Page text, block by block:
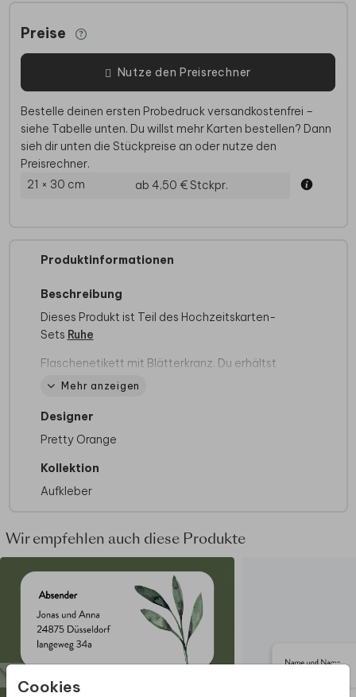
Cookies
Preise
Nutze den Preisrechner
Bestelle deinen ersten Probedruck versandkostenfrei –
siehe Tabelle unten. Du willst mehr Karten bestellen? Dann
sieh dir unten die Stückpreise an oder nutze den
Preisrechner.
21 × 30 cm
ab 4,50 €Stckpr.
Produktinformationen
Beschreibung
Dieses Produkt ist Teil des Hochzeitskarten-
Sets Ruhe
Flaschenetikett mit Blätterkranz. Du erhältst
einen Bogen mit fünf Flaschenetiketten in
Mehr anzeigen
Designer
Pretty Orange
Kollektion
Aufkleber
Wir empfehlen auch diese Produkte